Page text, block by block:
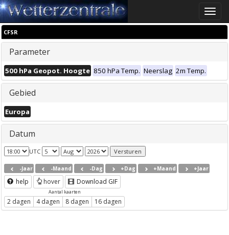
Toggle
CFSR
Parameter
500 hPa Geopot. Hoogte 850 hPa Temp. Neerslag 2m Temp.
Gebied
Europa
Datum
UTC
-Jaar -Maand -Dag +Dag +Maand +Jaar
help hover Download GIF
Aantal kaarten
2 dagen 4 dagen 8 dagen 16 dagen